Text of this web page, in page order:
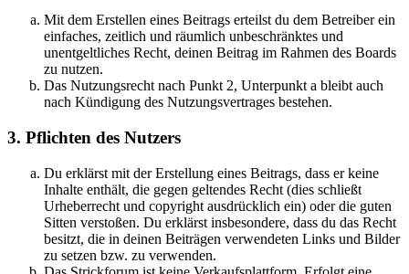
Mit dem Erstellen eines Beitrags erteilst du dem Betreiber ein
einfaches, zeitlich und räumlich unbeschränktes und
unentgeltliches Recht, deinen Beitrag im Rahmen des Boards
zu nutzen.
Das Nutzungsrecht nach Punkt 2, Unterpunkt a bleibt auch
nach Kündigung des Nutzungsvertrages bestehen.
3. Pflichten des Nutzers
Du erklärst mit der Erstellung eines Beitrags, dass er keine
Inhalte enthält, die gegen geltendes Recht (dies schließt
Urheberrecht und copyright ausdrücklich ein) oder die guten
Sitten verstoßen. Du erklärst insbesondere, dass du das Recht
besitzt, die in deinen Beiträgen verwendeten Links und Bilder
zu setzen bzw. zu verwenden.